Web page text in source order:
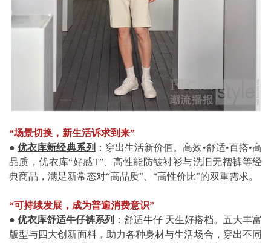
“场景切换，新生活诉求到来”
●优衣库新经典系列 ：穿出生活新价值。高效•舒适•百搭•高
品质，优衣库“好感T”、高性能防皱衬衫与洗旧无褶裤等经
典商品，满足新常态对“高品质”、“高性价比”的双重需求。
“可持续发展，成为普遍消费意识”
● 优衣库舒适牛仔裤系列 ：舒适牛仔 天生好搭档。五大丰富
版型与四大创新面料，助力各种身材与生活场合，穿出不同